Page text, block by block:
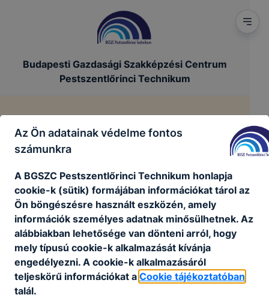
Budapesti Gazdasági Szakképzési Centrum
Pestszentlőrinci Technikum
Impresszum
Partnereink
Az Ön adatainak védelme fontos
számunkra
A BGSZC Pestszentlőrinci Technikum honlapja
cookie-k (sütik) formájában információkat tárol az
Ön böngészésre használt eszközén, amely
információk személyes adatnak minősülhetnek. Az
alábbiakban lehetősége van dönteni arról, hogy
mely típusú cookie-k alkalmazását kívánja
engedélyezni. A cookie-k alkalmazásáról
teljeskörű információkat a Cookie tájékoztatóban
talál.